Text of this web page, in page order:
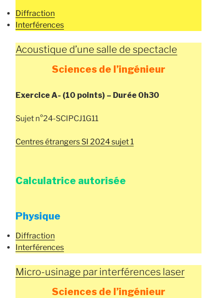
Diffraction
Interférences
Acoustique d’une salle de spectacle
Sciences de l’ingénieur
Exercice A- (10 points) – Durée 0h30
Sujet n°24-SCIPCJ1G11
Centres étrangers SI 2024 sujet 1
Calculatrice autorisée
Physique
Diffraction
Interférences
Micro-usinage par interférences laser
Sciences de l’ingénieur